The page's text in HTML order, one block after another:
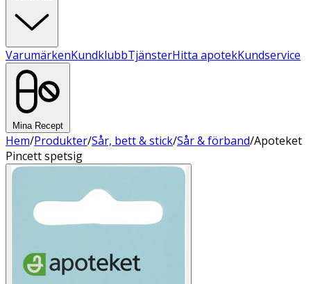
VarumärkenKundklubbTjänsterHitta apotekKundservice
Mina Recept
Hem/Produkter/Sår, bett & stick/Sår & förband/Apoteket
Pincett spetsig